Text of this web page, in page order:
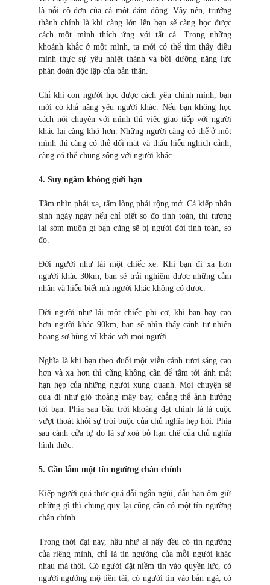
là nỗi cô đơn của cả một đám đông. Vậy nên, trưởng
thành chính là khi càng lớn lên bạn sẽ càng học được
cách một mình thích ứng với tất cả. Trong những
khoảnh khắc ở một mình, ta mới có thể tìm thấy điều
mình thực sự yêu nhiệt thành và bồi dưỡng năng lực
phán đoán độc lập của bản thân.
Chỉ khi con người học được cách yêu chính mình, bạn
mới có khả năng yêu người khác. Nếu bạn không học
cách nói chuyện với mình thì việc giao tiếp với người
khác lại càng khó hơn. Những người càng có thể ở một
mình thì càng có thể đối mặt và thấu hiểu nghịch cảnh,
càng có thể chung sống với người khác.
4. Suy ngẫm không giới hạn
Tầm nhìn phải xa, tấm lòng phải rộng mở. Cả kiếp nhân
sinh ngày ngày nếu chỉ biết so đo tính toán, thì tương
lai sớm muộn gì bạn cũng sẽ bị người đời tính toán, so
đo.
Đời người như lái một chiếc xe. Khi bạn đi xa hơn
người khác 30km, bạn sẽ trải nghiệm được những cảm
nhận và hiểu biết mà người khác không có được.
Đời người như lái một chiếc phi cơ, khi bạn bay cao
hơn người khác 90km, bạn sẽ nhìn thấy cảnh tự nhiên
hoang sơ hùng vĩ khác với mọi người.
Nghĩa là khi bạn theo đuổi một viễn cảnh tươi sáng cao
hơn và xa hơn thì cũng không cần để tâm tới ánh mắt
hạn hẹp của những người xung quanh. Mọi chuyện sẽ
qua đi như gió thoảng mây bay, chẳng thể ảnh hưởng
tới bạn. Phía sau bầu trời khoáng đạt chính là là cuộc
vượt thoát khỏi sự trói buộc của chủ nghĩa hẹp hòi. Phía
sau cánh cửa tự do là sự xoá bỏ hạn chế của chủ nghĩa
hình thức.
5. Cần lắm một tín ngưỡng chân chính
Kiếp người quả thực quá đỗi ngắn ngủi, dẫu bạn ôm giữ
những gì thì chung quy lại cũng cần có một tín ngưỡng
chân chính.
Trong thời đại này, hầu như ai nấy đều có tín ngưỡng
của riêng mình, chỉ là tín ngưỡng của mỗi người khác
nhau mà thôi. Có người đặt niềm tin vào quyền lực, có
người ngưỡng mộ tiền tài, có người tin vào bản ngã, có